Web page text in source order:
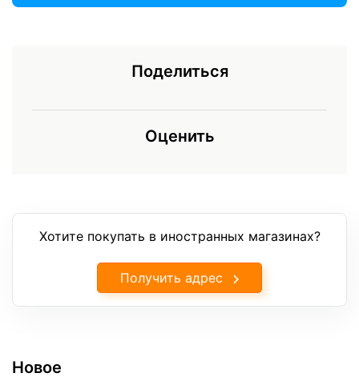
Поделиться
Оценить
Хотите покупать в иностранных магазинах?
Получить адрес
Новое